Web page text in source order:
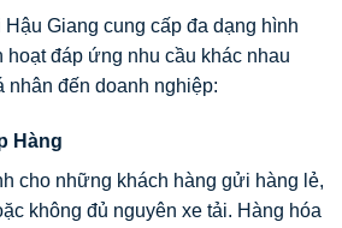
Giang cung cấp đa dạng hình
đáp ứng nhu cầu khác nhau
nhân đến doanh nghiệp:
Hàng
cho những khách hàng gửi hàng lẻ,
không đủ nguyên xe tải. Hàng hóa